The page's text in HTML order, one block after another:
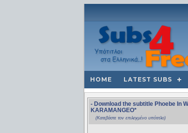
HOME LATEST SUBS
- Download the subtitle Phoebe In
KARAMANGEO*
(Κατεβάστε τον επιλεγμένο υπότιτλο)